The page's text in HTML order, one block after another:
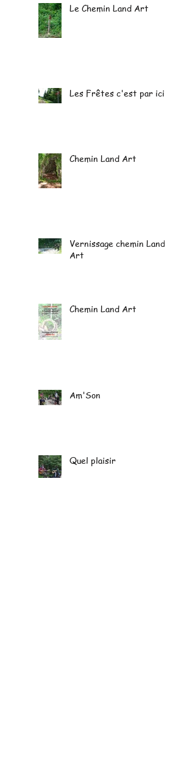
Le Chemin Land Art
Les Frêtes c'est par ici
Chemin Land Art
Vernissage chemin Land
Art
Chemin Land Art
Am'Son
Quel plaisir